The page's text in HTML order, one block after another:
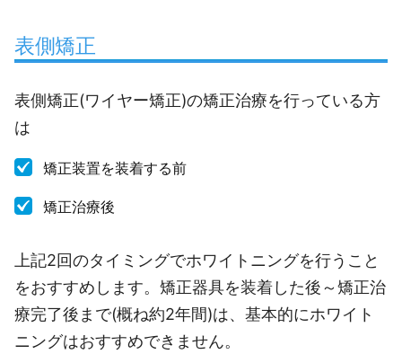
表側矯正
表側矯正(ワイヤー矯正)の矯正治療を行っている方
は
矯正装置を装着する前
矯正治療後
上記2回のタイミングでホワイトニングを行うこと
をおすすめします。矯正器具を装着した後～矯正治
療完了後まで(概ね約2年間)は、基本的にホワイト
ニングはおすすめできません。